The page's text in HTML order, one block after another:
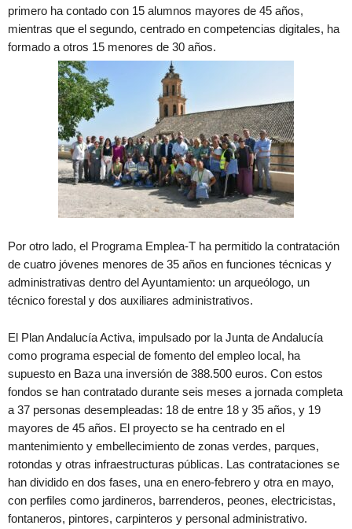
primero ha contado con 15 alumnos mayores de 45 años,
mientras que el segundo, centrado en competencias digitales, ha
formado a otros 15 menores de 30 años.
Por otro lado, el Programa Emplea-T ha permitido la contratación
de cuatro jóvenes menores de 35 años en funciones técnicas y
administrativas dentro del Ayuntamiento: un arqueólogo, un
técnico forestal y dos auxiliares administrativos.
El Plan Andalucía Activa, impulsado por la Junta de Andalucía
como programa especial de fomento del empleo local, ha
supuesto en Baza una inversión de 388.500 euros. Con estos
fondos se han contratado durante seis meses a jornada completa
a 37 personas desempleadas: 18 de entre 18 y 35 años, y 19
mayores de 45 años. El proyecto se ha centrado en el
mantenimiento y embellecimiento de zonas verdes, parques,
rotondas y otras infraestructuras públicas. Las contrataciones se
han dividido en dos fases, una en enero-febrero y otra en mayo,
con perfiles como jardineros, barrenderos, peones, electricistas,
fontaneros, pintores, carpinteros y personal administrativo.